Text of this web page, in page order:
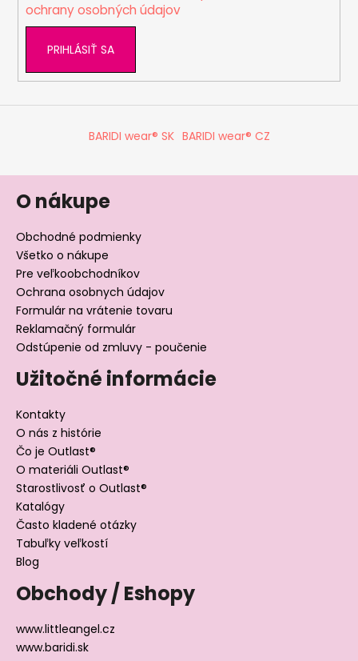
ochrany osobných údajov
PRIHLÁSIŤ SA
BARIDI wear® SK BARIDI wear® CZ
O nákupe
Obchodné podmienky
Všetko o nákupe
Pre veľkoobchodníkov
Ochrana osobnych údajov
Formulár na vrátenie tovaru
Reklamačný formulár
Odstúpenie od zmluvy - poučenie
Užitočné informácie
Kontakty
O nás z histórie
Čo je Outlast®
O materiáli Outlast®
Starostlivosť o Outlast®
Katalógy
Často kladené otázky
Tabuľky veľkostí
Blog
Obchody / Eshopy
www.littleangel.cz
www.baridi.sk